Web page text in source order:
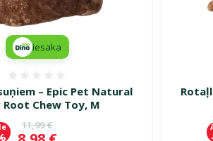
– Epic Pet Natural
Root Chew Toy, M
Oriģinālā cena
11,99 €
iesaka